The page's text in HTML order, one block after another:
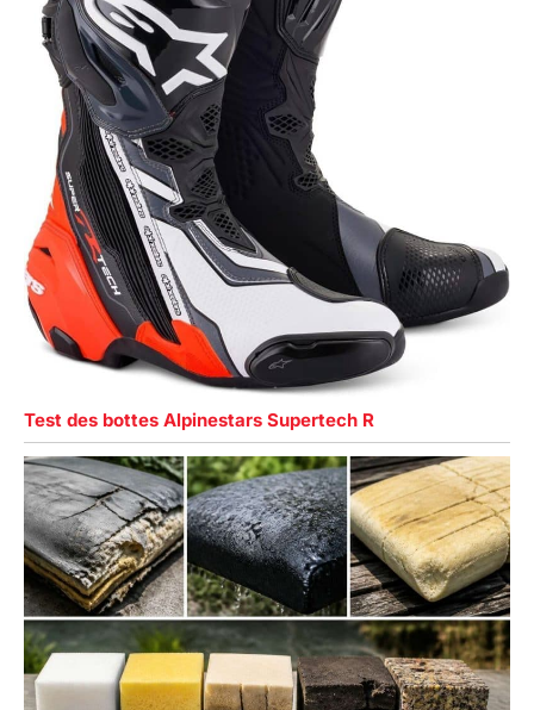
Test des bottes Alpinestars Supertech R